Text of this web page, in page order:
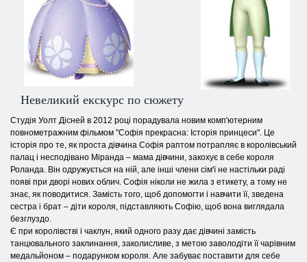
Невеликий екскурс по сюжету
Студія Уолт Дісней в 2012 році порадувала новим комп'ютерним
повнометражним фільмом "Софія прекрасна: Історія принцеси". Це
історія про те, як проста дівчина Софія раптом потрапляє в королівський
палац і несподівано Міранда – мама дівчини, закохує в себе короля
Роланда. Він одружується на ній, але інші члени сім'ї не настільки раді
появі при дворі нових облич. Софія ніколи не жила з етикету, а тому не
знає, як поводитися. Замість того, щоб допомогти і навчити її, зведена
сестра і брат – діти короля, підставляють Софію, щоб вона виглядала
безглуздо.
Є при королівстві і чаклун, який одного разу дає дівчині замість
танцювального заклинання, заколисливе, з метою заволодіти її чарівним
медальйоном – подарунком короля. Але забуває поставити для себе